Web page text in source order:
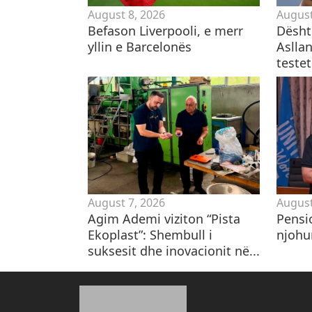
August 8, 2026
Befason Liverpooli, e merr
yllin e Barcelonës
August 7, 2026
Agim Ademi viziton “Pista
Ekoplast”: Shembull i
suksesit dhe inovacionit në...